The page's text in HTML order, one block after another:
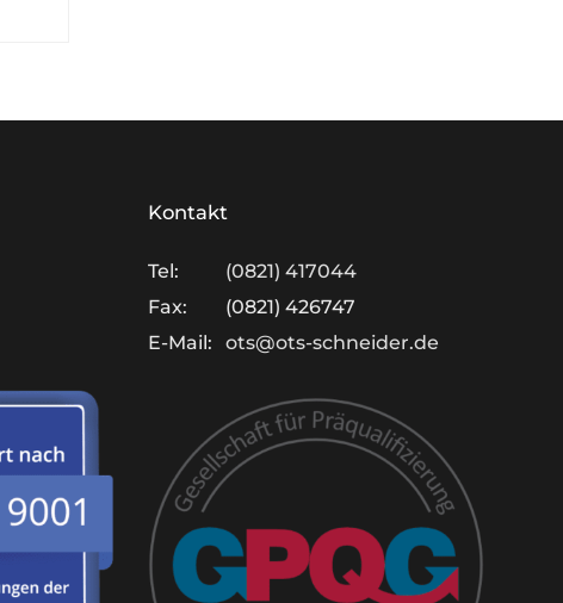
Kontakt
Tel:
(0821) 417044
Fax:
(0821) 426747
E-Mail:
ots@ots-schneider.de